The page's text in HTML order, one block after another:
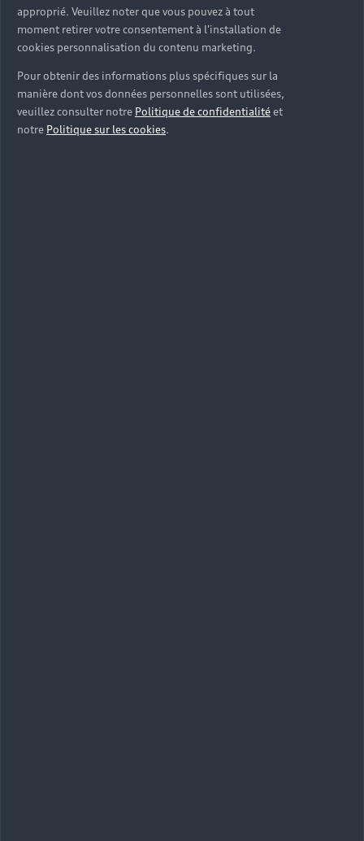
approprié. Veuillez noter que vous pouvez à tout
moment retirer votre consentement à l'installation de
cookies personnalisation du contenu marketing.
Pour obtenir des informations plus spécifiques sur la
manière dont vos données personnelles sont utilisées,
veuillez consulter notre Politique de confidentialitéet
notre Politique sur les cookies.